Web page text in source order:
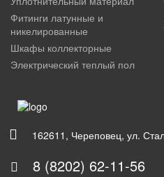
Фитинги латунные и
никелированные
Шкафы коллекторные
Электрический теплый пол
162611, Череповец, ул.
8 (8202) 62-11-56